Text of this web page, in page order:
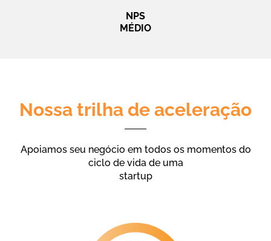
NPS
MÉDIO
Nossa trilha de aceleração
Apoiamos seu negócio em todos os momentos do
ciclo de vida de uma
startup